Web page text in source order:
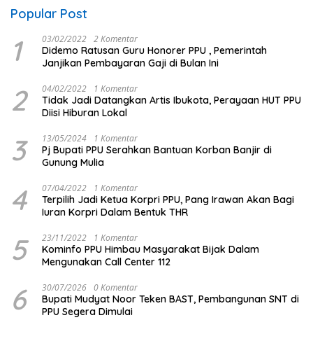
Popular Post
1 03/02/2022 2 Komentar
Didemo Ratusan Guru Honorer PPU , Pemerintah
Janjikan Pembayaran Gaji di Bulan Ini
2 04/02/2022 1 Komentar
Tidak Jadi Datangkan Artis Ibukota, Perayaan HUT PPU
Diisi Hiburan Lokal
3 13/05/2024 1 Komentar
Pj Bupati PPU Serahkan Bantuan Korban Banjir di
Gunung Mulia
4 07/04/2022 1 Komentar
Terpilih Jadi Ketua Korpri PPU, Pang Irawan Akan Bagi
Iuran Korpri Dalam Bentuk THR
5 23/11/2022 1 Komentar
Kominfo PPU Himbau Masyarakat Bijak Dalam
Mengunakan Call Center 112
6 30/07/2026 0 Komentar
Bupati Mudyat Noor Teken BAST, Pembangunan SNT di
PPU Segera Dimulai